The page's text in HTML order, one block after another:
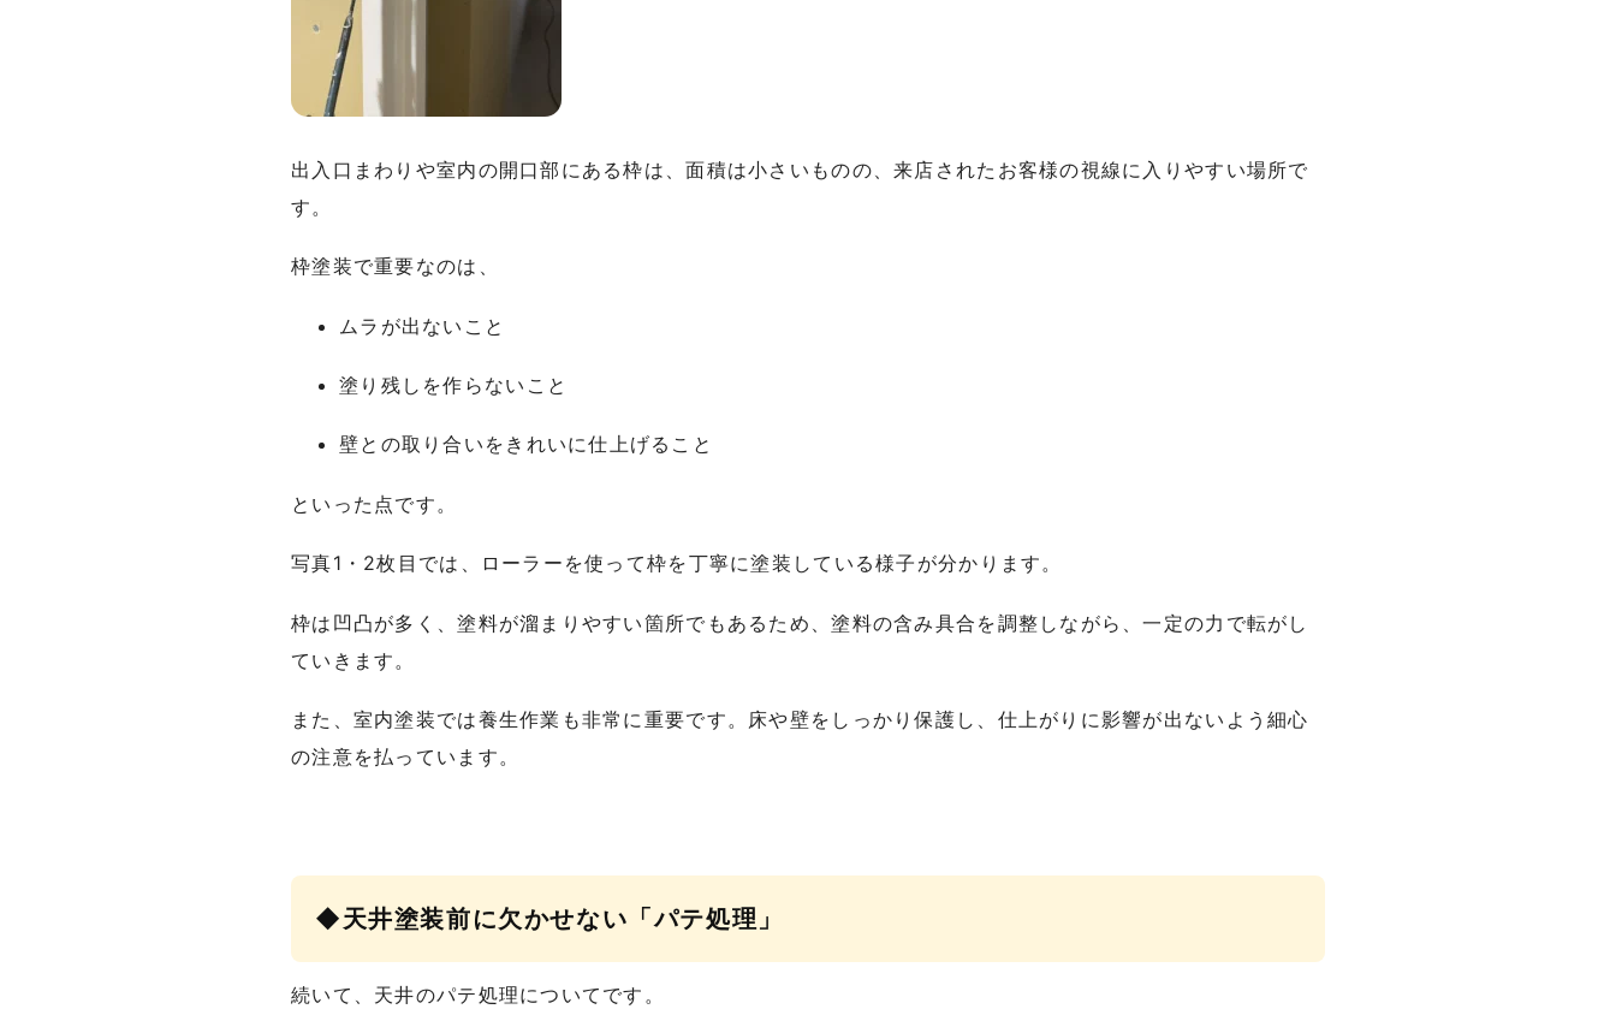
出入口まわりや室内の開口部にある枠は、面積は小さいものの、来店されたお客様の視線に入りやすい場所で
す。
枠塗装で重要なのは、
ムラが出ないこと
塗り残しを作らないこと
壁との取り合いをきれいに仕上げること
といった点です。
写真1・2枚目では、ローラーを使って枠を丁寧に塗装している様子が分かります。
枠は凹凸が多く、塗料が溜まりやすい箇所でもあるため、塗料の含み具合を調整しながら、一定の力で転がし
ていきます。
また、室内塗装では養生作業も非常に重要です。床や壁をしっかり保護し、仕上がりに影響が出ないよう細心
の注意を払っています。
◆天井塗装前に欠かせない「パテ処理」
続いて、天井のパテ処理についてです。